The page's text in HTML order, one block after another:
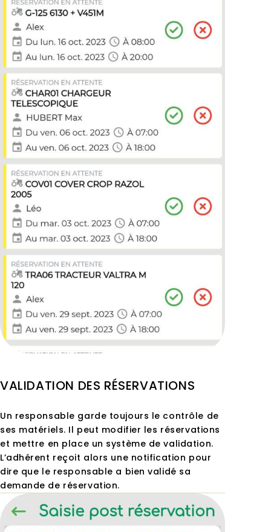
VALIDATION DES RÉSERVATIONS
Un responsable garde toujours le contrôle de
ses matériels. Il peut modifier les réservations
et mettre en place un système de validation.
L’adhérent reçoit alors une notification pour
dire que le responsable a bien validé sa
demande de réservation.